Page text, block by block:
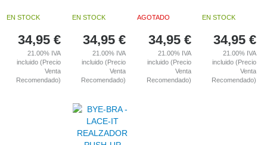
EN STOCK
34,95 €
21.00% IVA
incluido (Precio
Venta
Recomendado)
EN STOCK
34,95 €
21.00% IVA
incluido (Precio
Venta
Recomendado)
AGOTADO
34,95 €
21.00% IVA
incluido (Precio
Venta
Recomendado)
EN STOCK
34,95 €
21.00% IVA
incluido (Precio
Venta
Recomendado)